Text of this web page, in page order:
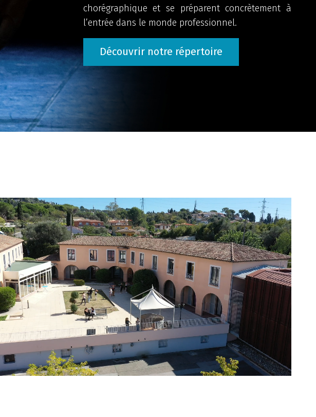
chorégraphique et se préparent concrètement à
l’entrée dans le monde professionnel.
Découvrir notre répertoire